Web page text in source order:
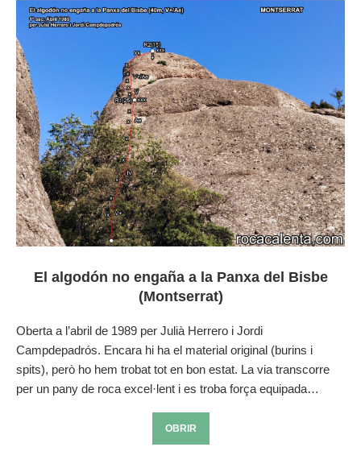
El algodón no engaña a la Panxa del Bisbe
(Montserrat)
Oberta a l’abril de 1989 per Julià Herrero i Jordi
Campdepadrós. Encara hi ha el material original (burins i
spits), però ho hem trobat tot en bon estat. La via transcorre
per un pany de roca excel·lent i es troba força equipada…
OBRIR